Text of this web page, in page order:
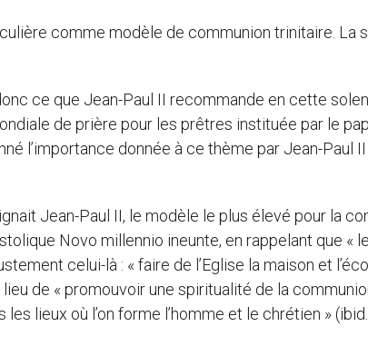
comme modèle de communion trinitaire. La
ce que Jean-Paul II recommande en cette
de prière pour les prêtres instituée par le
l’importance donnée à ce thème par Jean-Paul
Jean-Paul II, le modèle le plus élevé pour la
Novo millennio ineunte, en rappelant que «
celui-là : « faire de l’Eglise la maison et
de « promouvoir une spiritualité de la
lieux où l’on forme l’homme et le chrétien »